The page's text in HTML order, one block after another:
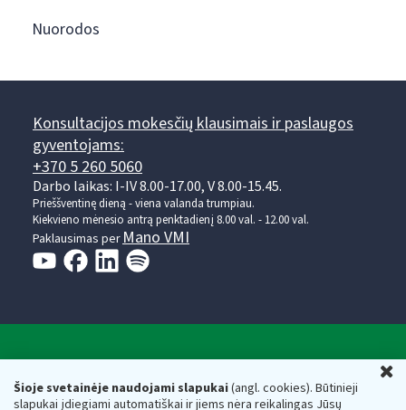
Šioje svetainėje naudojami slapukai(angl. cookies). Būtinieji
slapukai įdiegiami automatiškai ir jiems nėra reikalingas Jūsų
Nuorodos
Konsultacijos mokesčių klausimais ir paslaugos
gyventojams:
+370 5 260 5060
Darbo laikas: I-IV 8.00-17.00, V 8.00-15.45.
Prieššventinę dieną - viena valanda trumpiau.
Kiekvieno mėnesio antrą penktadienį 8.00 val. - 12.00 val.
Paklausimas per Mano VMI
Respublikos finansų ministerijos